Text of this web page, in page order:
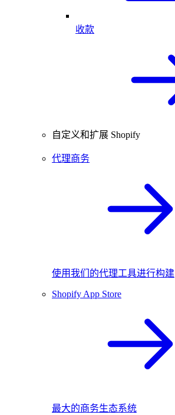
收款
自定义和扩展 Shopify
代理商务
使用我们的代理工具进行构建
Shopify App Store
最大的商务生态系统